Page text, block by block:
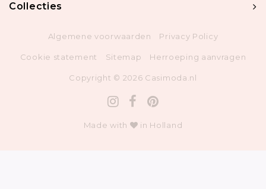
Collecties
Algemene voorwaarden Privacy Policy
Cookie statement Sitemap Herroeping aanvragen
Copyright © 2026 Casimoda.nl
Made with in Holland